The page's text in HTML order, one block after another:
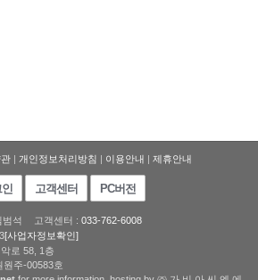
| 개인정보처리방침 | 이용안내 | 제휴안내
인 고객센터 PC버전
석 고객센터 : 033-762-6008
[사업자정보확인]
로 58, 1층
원주-00583호